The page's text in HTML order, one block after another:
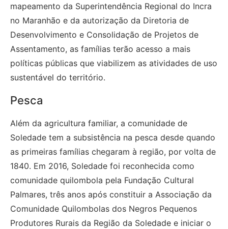
mapeamento da Superintendência Regional do Incra
no Maranhão e da autorização da Diretoria de
Desenvolvimento e Consolidação de Projetos de
Assentamento, as famílias terão acesso a mais
políticas públicas que viabilizem as atividades de uso
sustentável do território.
Pesca
Além da agricultura familiar, a comunidade de
Soledade tem a subsistência na pesca desde quando
as primeiras famílias chegaram à região, por volta de
1840. Em 2016, Soledade foi reconhecida como
comunidade quilombola pela Fundação Cultural
Palmares, três anos após constituir a Associação da
Comunidade Quilombolas dos Negros Pequenos
Produtores Rurais da Região da Soledade e iniciar o